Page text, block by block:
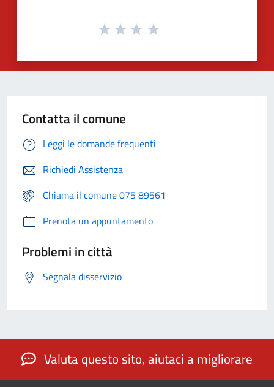
Contatta il comune
Leggi le domande frequenti
Richiedi Assistenza
Chiama il comune 075 89561
Prenota un appuntamento
Problemi in città
Segnala disservizio
Valuta questo sito, aiutaci a migliorare